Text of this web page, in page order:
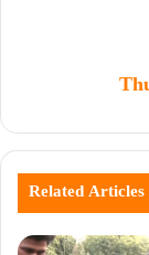
Related Articles